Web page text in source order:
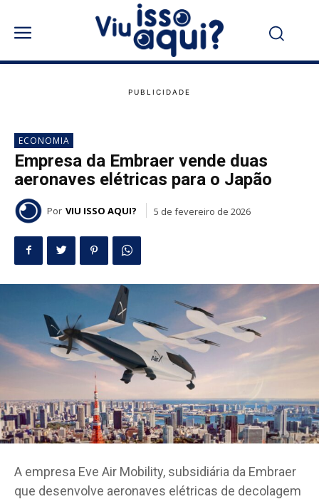
ECONOMIA
Empresa da Embraer vende duas
aeronaves elétricas para o Japão
Por VIU ISSO AQUI? 5 de fevereiro de 2026
A empresa Eve Air Mobility, subsidiária da Embraer
que desenvolve aeronaves elétricas de decolagem